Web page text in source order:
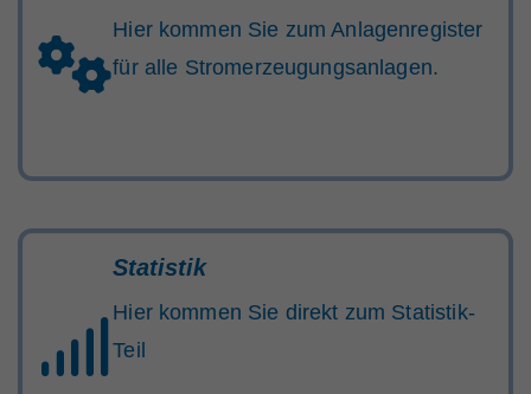
Hier kommen Sie zum Anlagenregister
für alle Stromerzeugungsanlagen.
Statistik
Hier kommen Sie direkt zum Statistik-
Teil